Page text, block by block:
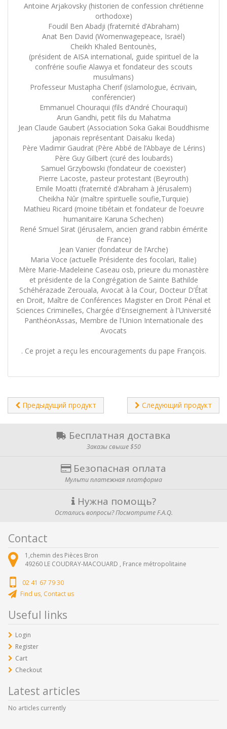
Antoine Arjakovsky (historien de confession chrétienne
orthodoxe)
Foudil Ben Abadji (fraternité d’Abraham)
Anat Ben David (Womenwagepeace, Israël)
Cheikh Khaled Bentounès,
(président de AISA international, guide spirituel de la
confrérie soufie Alawya et fondateur des scouts
musulmans)
Professeur Mustapha Cherif (islamologue, écrivain,
conférencier)
Emmanuel Chouraqui (fils d’André Chouraqui)
Arun Gandhi, petit fils du Mahatma
Jean Claude Gaubert (Association Soka Gakai Bouddhisme
japonais représentant Daisaku Ikeda)
Père Vladimir Gaudrat (Père Abbé de l’Abbaye de Lérins)
Père Guy Gilbert (curé des loubards)
Samuel Grzybowski (fondateur de coexister)
Pierre Lacoste, pasteur protestant (Beyrouth)
Emile Moatti (fraternité d’Abraham à Jérusalem)
Cheikha Nûr (maître spirituelle soufie,Turquie)
Mathieu Ricard (moine tibétain et fondateur de l’oeuvre
humanitaire Karuna Schechen)
René Smuel Sirat (Jérusalem, ancien grand rabbin émérite
de France)
Jean Vanier (fondateur de l’Arche)
Maria Voce (actuelle Présidente des focolari, Italie)
Mère Marie-Madeleine Caseau osb, prieure du monastère
et présidente de la Congrégation de Sainte Bathilde
Schéhérazade Zerouala, Avocat à la Cour, Docteur D’État
en Droit, Maître de Conférences Magister en Droit Pénal et
Sciences Criminelles, Chargée d'Enseignement à l'Université
PanthéonAssas, Membre de l'Union Internationale des
Avocats
. Ce projet a reçu les encouragements du pape François.
Предыдущий продукт Следующий продукт
Бесплатная доставка
Заказы свыше $50
Безопасная оплата
Мульти платежная платформа
Нужна помощь?
Остались вопросы? Посмотрите F.A.Q.
Contact
1,chemin des Pièces Bron
49260 LE COUDRAY-MACOUARD , France métropolitaine
02 41 67 79 30
Find us, Contact us
Useful links
Login
Register
Cart
Checkout
Latest articles
No articles currently